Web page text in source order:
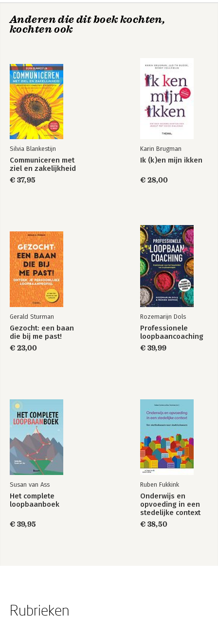
Communiceren met
ziel en zakelijkheid
Impact als trainer
Trainen met hart en
ziel
90 minuten
Anderen die dit boek kochten,
kochten ook
Silvia Blankestijn
Communiceren met
ziel en zakelijkheid
€ 37,95
Karin Brugman
Ik (k)en mijn ikken
€ 28,00
Gerald Sturman
Gezocht: een baan
die bij me past!
€ 23,00
Rozemarijn Dols
Professionele
loopbaancoaching
€ 39,99
Susan van Ass
Het complete
loopbaanboek
€ 39,95
Ruben Fukkink
Onderwijs en
opvoeding in een
stedelijke context
€ 38,50
Rubrieken